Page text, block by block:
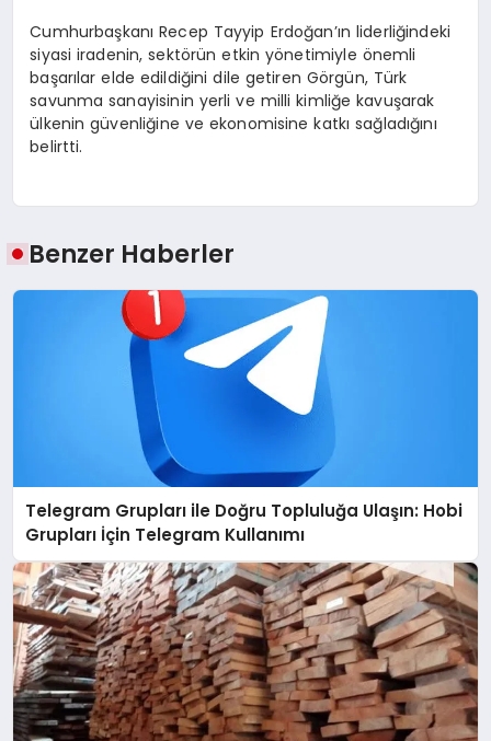
Cumhurbaşkanı Recep Tayyip Erdoğan’ın liderliğindeki
siyasi iradenin, sektörün etkin yönetimiyle önemli
başarılar elde edildiğini dile getiren Görgün, Türk
savunma sanayisinin yerli ve milli kimliğe kavuşarak
ülkenin güvenliğine ve ekonomisine katkı sağladığını
belirtti.
Benzer Haberler
Telegram Grupları ile Doğru Topluluğa Ulaşın: Hobi
Grupları İçin Telegram Kullanımı